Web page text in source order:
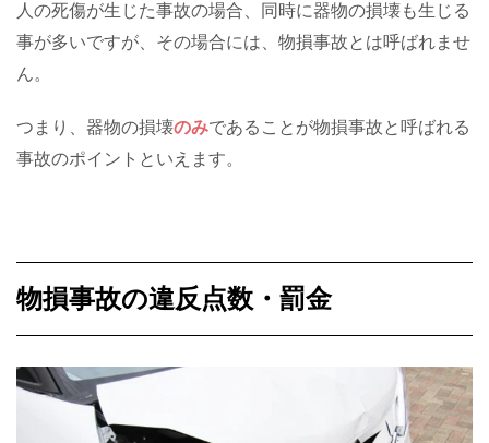
人の死傷が生じた事故の場合、同時に器物の損壊も生じる
事が多いですが、その場合には、物損事故とは呼ばれませ
ん。
つまり、器物の損壊のみであることが物損事故と呼ばれる
事故のポイントといえます。
物損事故の違反点数・罰金